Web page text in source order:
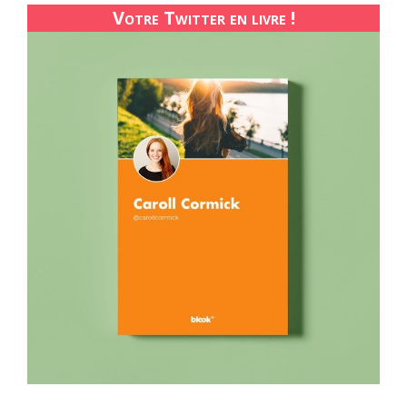
Votre Twitter en livre !